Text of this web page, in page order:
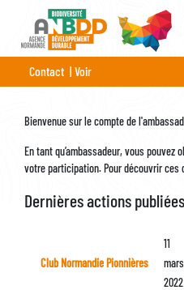
contenu
principal
Onglets
principaux
Contact Voir
Bienvenue sur le compte de
En tant qu’ambassadeur, vous
votre participation. Pour découvrir ces
Dernières actions publiées
Club Normandie Pionnières
11
mars
2022